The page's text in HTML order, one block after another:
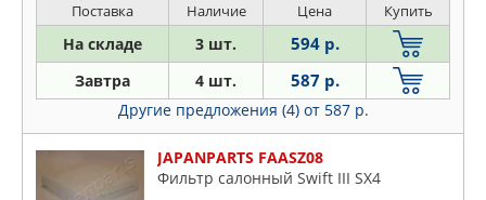
Поставка Наличие Цена Купить
На складе 3 шт. 594 р.
Завтра 4 шт. 587 р.
Другие предложения (4) от 587 р.
JAPANPARTS FAASZ08
Фильтр салонный Swift III SX4